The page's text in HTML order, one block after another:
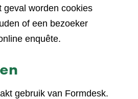
geval worden cookies
of een bezoeker
enquête.
gebruik van Formdesk.